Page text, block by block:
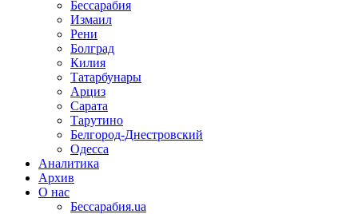
Бессарабия
Измаил
Рени
Болград
Килия
Татарбунары
Арциз
Сарата
Тарутино
Белгород-Днестровский
Одесса
Аналитика
Архив
О нас
Бессарабия.ua